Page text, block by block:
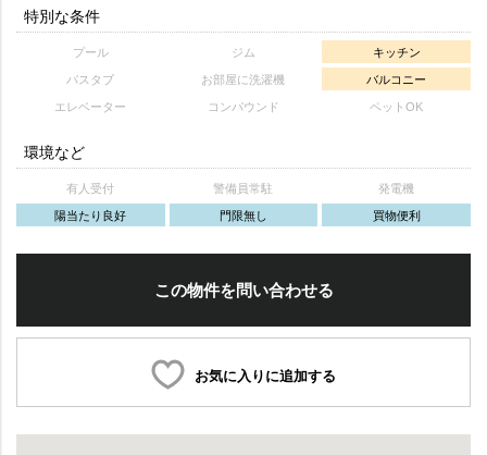
特別な条件
プール ジム キッチン
バスタブ お部屋に洗濯機 バルコニー
エレベーター コンパウンド ペットOK
環境など
有人受付 警備員常駐 発電機
陽当たり良好 門限無し 買物便利
この物件を問い合わせる
お気に入りに追加する